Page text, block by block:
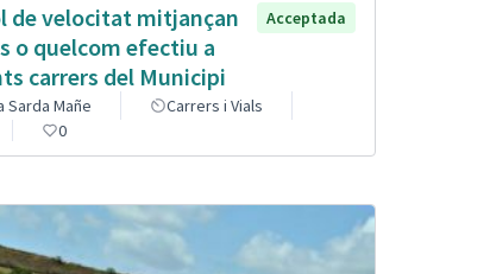
de velocitat mitjançan
o quelcom efectiu a
carrers del Municipi
Acceptada
Sarda Mañe
Carrers i Vials
0